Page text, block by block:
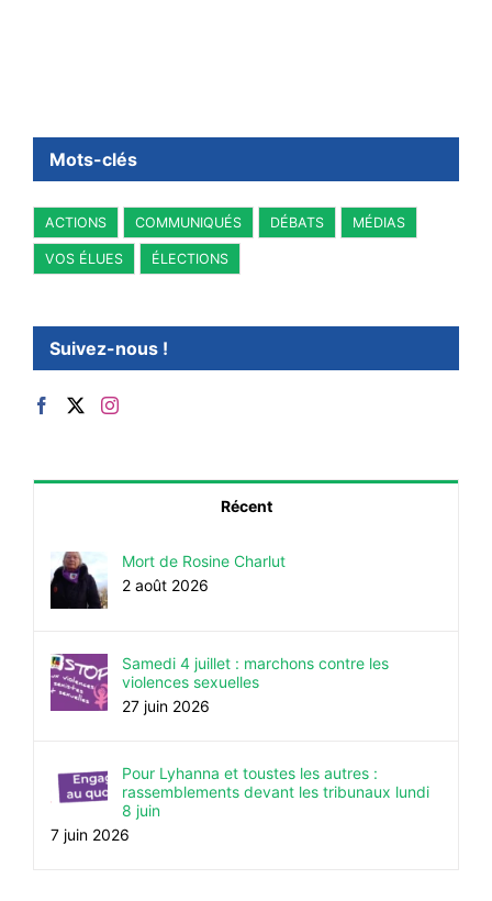
Mots-clés
ACTIONS COMMUNIQUÉS DÉBATS MÉDIAS
VOS ÉLUES ÉLECTIONS
Suivez-nous !
Récent
Mort de Rosine Charlut
2 août 2026
Samedi 4 juillet : marchons contre les
violences sexuelles
27 juin 2026
Pour Lyhanna et toustes les autres :
rassemblements devant les tribunaux lundi
8 juin
7 juin 2026